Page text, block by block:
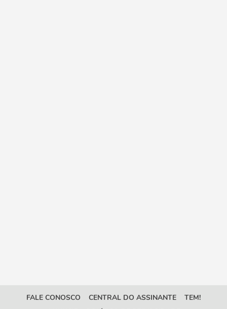
FALE CONOSCO CENTRAL DO ASSINANTE
TEM!